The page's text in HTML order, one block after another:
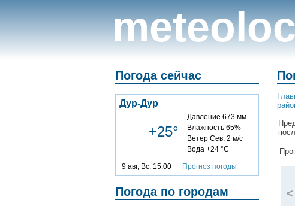
Погода сейчас
Дур-Дур
+25°
Давление 673 мм
Влажность 65%
Ветер Сев, 2 м/с
Вода +24 °C
9 авг, Вс, 15:00 Прогноз погоды
Погода по городам <